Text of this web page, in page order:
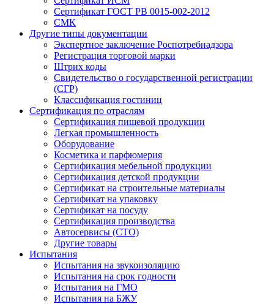
Сертификат ГОСТ РВ 0015-002-2012
СМК
Другие типы документации
Экспертное заключение Роспотребнадзора
Регистрация торговой марки
Штрих коды
Свидетельство о государственной регистрации
(СГР)
Классификация гостиниц
Сертификация по отраслям
Сертификация пищевой продукции
Легкая промышленность
Оборудование
Косметика и парфюмерия
Сертификация мебельной продукции
Сертификация детской продукции
Сертификат на строительные материалы
Сертификат на упаковку
Сертификат на посуду
Сертификация производства
Автосервисы (СТО)
Другие товары
Испытания
Испытания на звукоизоляцию
Испытания на срок годности
Испытания на ГМО
Испытания на БЖУ